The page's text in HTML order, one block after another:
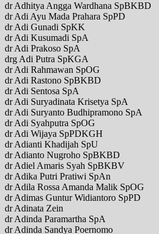
dr Adhitya Angga Wardhana SpBKBD
dr Adi Ayu Mada Prahara SpPD
dr Adi Gunadi SpKK
dr Adi Kusumadi SpA
dr Adi Prakoso SpA
drg Adi Putra SpKGA
dr Adi Rahmawan SpOG
dr Adi Rastono SpBKBD
dr Adi Sentosa SpA
dr Adi Suryadinata Krisetya SpA
dr Adi Suryanto Budhipramono SpA
dr Adi Syahputra SpOG
dr Adi Wijaya SpPDKGH
dr Adianti Khadijah SpU
dr Adianto Nugroho SpBKBD
dr Adiel Amaris Syah SpBKBV
dr Adika Putri Pratiwi SpAn
dr Adila Rossa Amanda Malik SpOG
dr Adimas Guntur Widiantoro SpPD
dr Adinata Zein
dr Adinda Paramartha SpA
dr Adinda Sandya Poernomo